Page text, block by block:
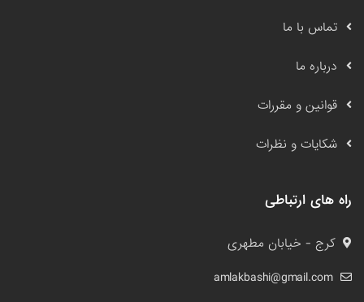
تماس با ما
درباره ما
قوانین و مقررات
شکایات و نظرات
راه های ارتباطی
کرج - خیابان مطهری
amlakbashi@gmail.com